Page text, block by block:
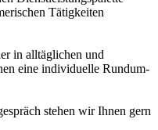
Tätigkeiten
in alltäglichen und
eine individuelle Rundum-
stehen wir Ihnen gern